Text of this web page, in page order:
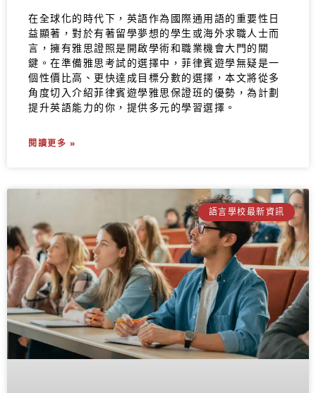
在全球化的時代下，英語作為國際通用語的重要性日
益顯著，對於有著留學夢想的學生或海外求職人士而
言，擁有雅思證照是開啟學術和職業機會大門的關
鍵。在準備雅思考試的選擇中，菲律賓遊學無疑是一
個性價比高、更快達成目標分數的選擇，本文將從多
角度切入介紹菲律賓遊學雅思保證班的優勢，為計劃
提升英語能力的你，提供多元的學習選擇。
閱讀更多 »
語言學校最新資訊